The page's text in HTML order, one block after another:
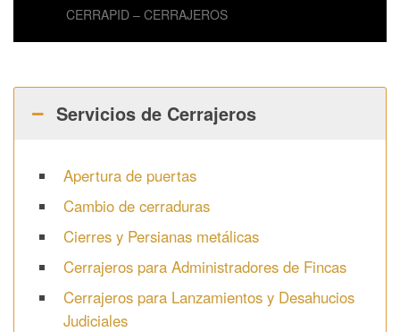
CERRAPID – CERRAJEROS
Servicios de Cerrajeros
Apertura de puertas
Cambio de cerraduras
Cierres y Persianas metálicas
Cerrajeros para Administradores de Fincas
Cerrajeros para Lanzamientos y Desahucios
Judiciales